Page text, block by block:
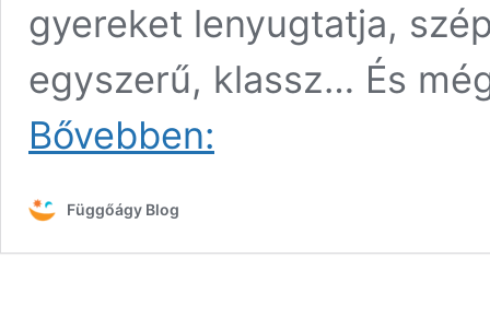
gyereket lenyugtatja,
egyszerű, klassz… És
Bővebben:
Függőágy Blog